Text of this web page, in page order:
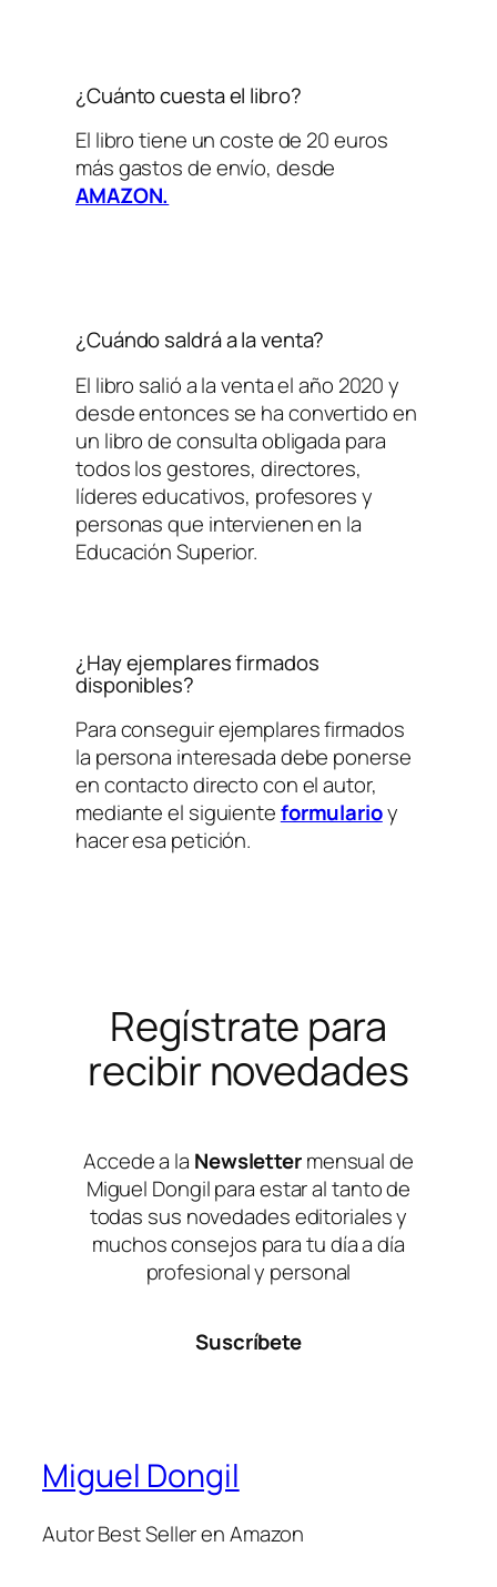
¿Cuánto cuesta el libro?
El libro tiene un coste de 20 euros
más gastos de envío, desde
AMAZON.
¿Cuándo saldrá a la venta?
El libro salió a la venta el año 2020 y
desde entonces se ha convertido en
un libro de consulta obligada para
todos los gestores, directores,
líderes educativos, profesores y
personas que intervienen en la
Educación Superior.
¿Hay ejemplares firmados
disponibles?
Para conseguir ejemplares firmados
la persona interesada debe ponerse
en contacto directo con el autor,
mediante el siguienteformularioy
hacer esa petición.
Regístrate para
recibir novedades
Accede a la Newslettermensual de
Miguel Dongil para estar al tanto de
todas sus novedades editoriales y
muchos consejos para tu día a día
profesional y personal
Suscríbete
Miguel Dongil
Autor Best Seller en Amazon